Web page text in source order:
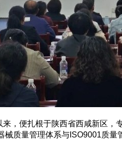
来，便扎根于陕西省西咸新区，
械质量管理体系与ISO9001质